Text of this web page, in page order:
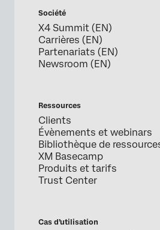
Société
X4 Summit (EN)
Carrières (EN)
Partenariats (EN)
Newsroom (EN)
Ressources
Clients
Évènements et webinars
Bibliothèque de
XM Basecamp
Produits et tarifs
Trust Center
Cas d’utilisation